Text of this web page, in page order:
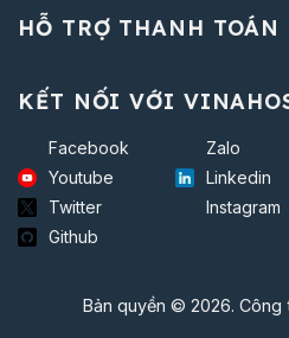
HỖ TRỢ THANH TOÁN
KẾT NỐI VỚI
Facebook
Zalo
Youtube
Linkedin
Twitter
Instagram
Github
Bản quyền © 2026. Công